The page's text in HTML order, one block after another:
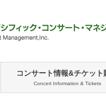
コンサート情報&チケット
Concert Information & Tickets